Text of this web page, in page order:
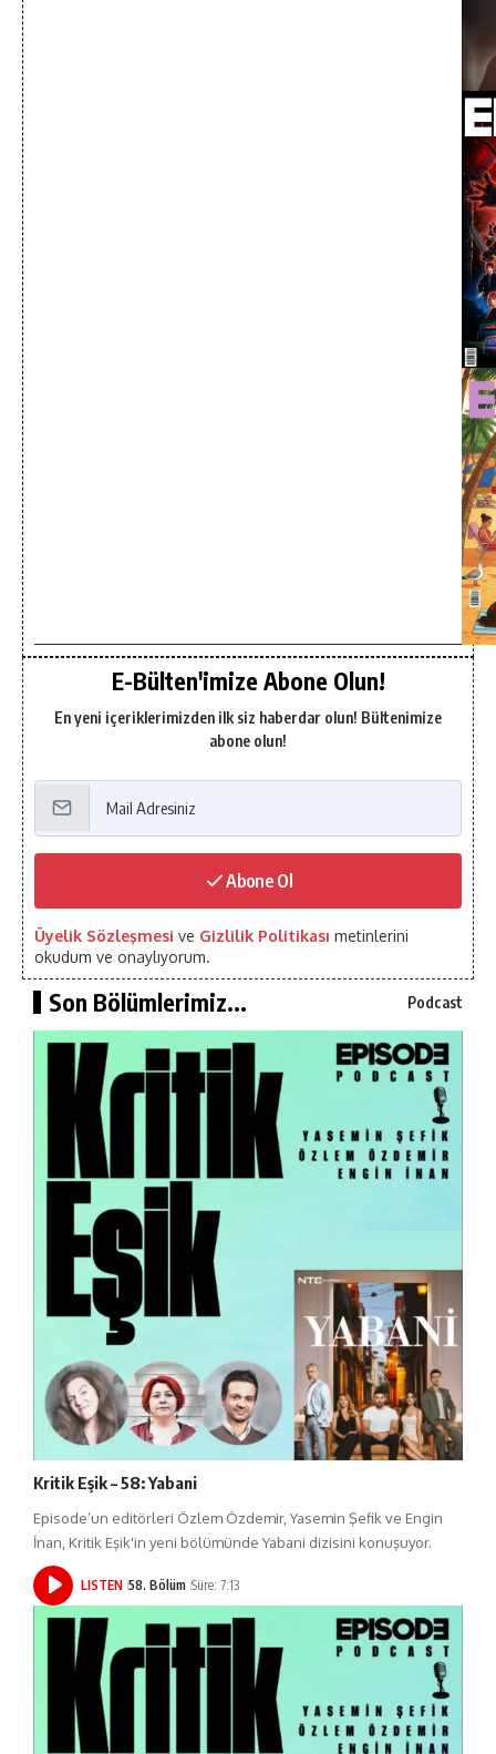
E-Bülten'imize Abone Olun!
En yeni içeriklerimizden ilk siz haberdar olun! Bültenimize
abone olun!
Abone Ol
Üyelik Sözleşmesi ve Gizlilik Politikası metinlerini
okudum ve onaylıyorum.
Son Bölümlerimiz... Podcast
Kritik Eşik – 58: Yabani
Episode’un editörleri Özlem Özdemir, Yasemin Şefik ve Engin
İnan, Kritik Eşik'in yeni bölümünde Yabani dizisini konuşuyor.
LISTEN 58. Bölüm Süre: 7:13